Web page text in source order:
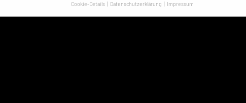
Cookie-Details Datenschutzerklärung Impressum
Datenschutzeinstellungen